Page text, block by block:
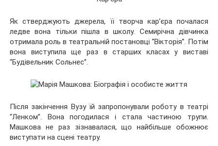
Як стверджують джерела, її творча кар’єра почалася
ледве вона тільки пішла в школу. Семирічна дівчинка
отримала роль в театральній постановці “Вікторія”. Потім
вона виступила ще раз в старших класах у виставі
“Будівельник Сольнес”.
Після закінчення Вузу їй запропонували роботу в театрі
“Ленком”. Вона погодилася і стала частиною трупи.
Машкова не раз зізнавалася, що найбільше обожнює
виступати на сцені театру.